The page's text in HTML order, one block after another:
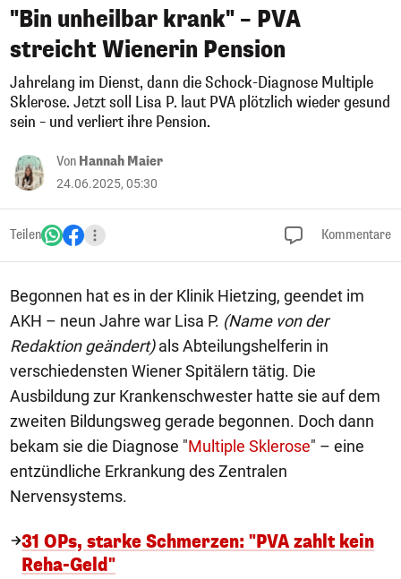
"Bin unheilbar krank" – PVA
streicht Wienerin Pension
Jahrelang im Dienst, dann die Schock-Diagnose Multiple
Sklerose. Jetzt soll Lisa P. laut PVA plötzlich wieder gesund
sein – und verliert ihre Pension.
Von Hannah Maier
24.06.2025, 05:30
Teilen Kommentare
Begonnen hat es in der Klinik Hietzing, geendet im
AKH – neun Jahre war Lisa P. (Name von der
Redaktion geändert)als Abteilungshelferin in
verschiedensten Wiener Spitälern tätig. Die
Ausbildung zur Krankenschwester hatte sie auf dem
zweiten Bildungsweg gerade begonnen. Doch dann
bekam sie die Diagnose "Multiple Sklerose" – eine
entzündliche Erkrankung des Zentralen
Nervensystems.
31 OPs, starke Schmerzen: "PVA zahlt kein
Reha-Geld"